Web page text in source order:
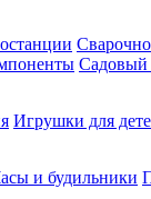
Садовый
Игрушки для
и будильники